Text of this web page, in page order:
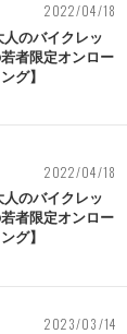
2022/04/18
のバイクレッ
者限定オンロー
グ】
2022/04/18
のバイクレッ
者限定オンロー
グ】
2023/03/14